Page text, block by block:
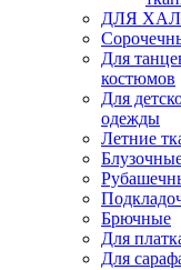
ДЛЯ
Для
костюмов
Для
одежды
Летние
Брючные
Для
Для